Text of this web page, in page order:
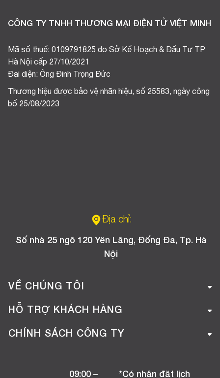
CÔNG TY TNHH THƯƠNG MẠI ĐIỆN TỬ VIỆT MINH
Mã số thuế: 0109791825 do Sở Kế Hoạch & Đầu Tư TP
Hà Nội cấp 27/10/2021
Đại diện: Ông Đinh Trọng Đức
Thương hiệu được bảo vệ nhãn hiệu, số 25583, ngày công
bố 25/08/2023
Địa chỉ:
Số nhà 25 ngõ 120 Yên Lãng, Đống Đa, Tp. Hà
Nội
VỀ CHÚNG TÔI
Giới thiệu công ty
Tuyển dụng
HỖ TRỢ KHÁCH HÀNG
Hướng dẫn mua hàng online
Chương trình khuyến mãi
CHÍNH SÁCH CÔNG TY
09:00 – *Có nhận đặt lịch